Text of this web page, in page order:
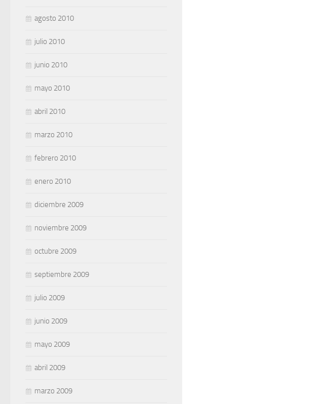
agosto 2010
julio 2010
junio 2010
mayo 2010
abril 2010
marzo 2010
febrero 2010
enero 2010
diciembre 2009
noviembre 2009
octubre 2009
septiembre 2009
julio 2009
junio 2009
mayo 2009
abril 2009
marzo 2009